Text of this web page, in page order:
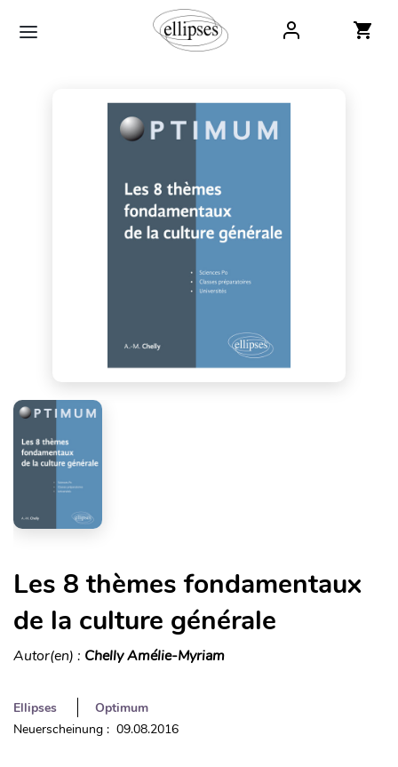
Les 8 thèmes fondamentaux
de la culture générale
Autor(en) : Chelly Amélie-Myriam
Ellipses
Optimum
Neuerscheinung : 09.08.2016